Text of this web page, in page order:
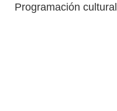
Programación